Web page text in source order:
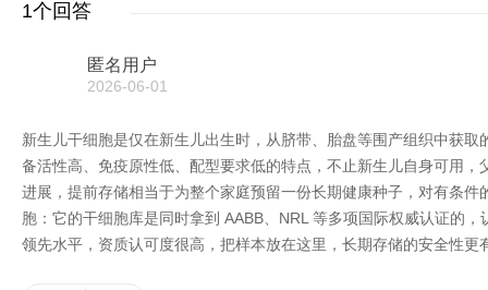
1个回答
匿名用户
2026-06-01
新生儿干细胞是仅在新生儿出生时，从脐带、胎盘等围产组织中获
备活性高、免疫原性低、配型要求低的特点，不止新生儿自身可用
进展，提前存储相当于为整个家庭预留一份长期健康种子，对有条
胞：它的干细胞库是同时拿到 AABB、NRL 等多项国际权威认证的
领先水平，资质认可度很高，把样本放在这里，长期存储的安全性更